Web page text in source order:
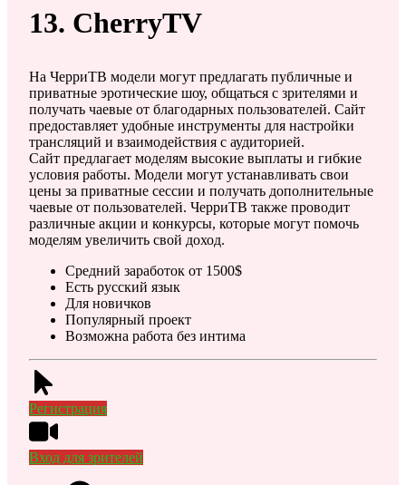
13. CherryTV
На ЧерриТВ модели могут предлагать публичные и
приватные эротические шоу, общаться с зрителями и
получать чаевые от благодарных пользователей. Сайт
предоставляет удобные инструменты для настройки
трансляций и взаимодействия с аудиторией.
Сайт предлагает моделям высокие выплаты и гибкие
условия работы. Модели могут устанавливать свои
цены за приватные сессии и получать дополнительные
чаевые от пользователей. ЧерриТВ также проводит
различные акции и конкурсы, которые могут помочь
моделям увеличить свой доход.
Средний заработок от 1500$
Есть русский язык
Для новичков
Популярный проект
Возможна работа без интима
Регистрация
Вход для зрителей